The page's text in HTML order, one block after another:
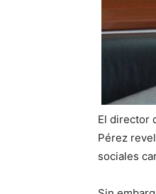
El director
Pérez
sociales